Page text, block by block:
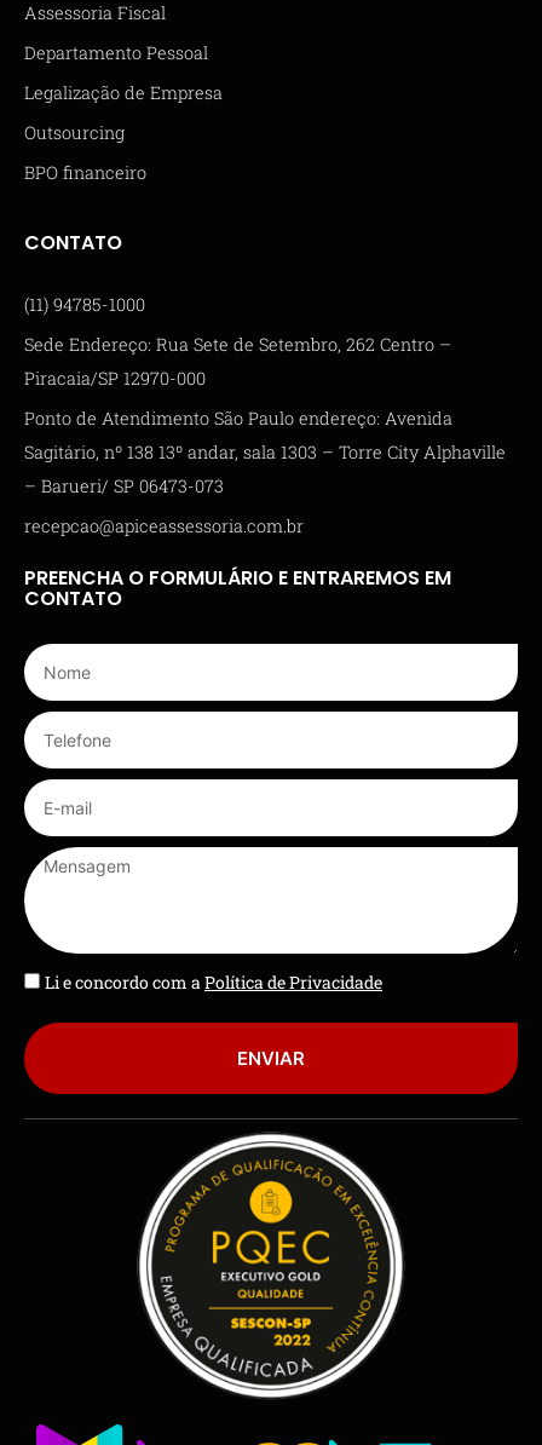
Assessoria Fiscal
Departamento Pessoal
Legalização de Empresa
Outsourcing
BPO financeiro
CONTATO
(11) 94785-1000
Sede Endereço: Rua Sete de Setembro, 262 Centro –
Piracaia/SP 12970-000
Ponto de Atendimento São Paulo endereço: Avenida
Sagitário, nº 138 13º andar, sala 1303 – Torre City Alphaville
– Barueri/ SP 06473-073
recepcao@apiceassessoria.com.br
PREENCHA O FORMULÁRIO E ENTRAREMOS EM
CONTATO
Li e concordo com aPolítica de Privacidade
ENVIAR